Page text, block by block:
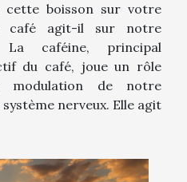
cette boisson sur votre
café agit-il sur notre
La caféine, principal
du café, joue un rôle
modulation de notre
nerveux. Elle agit